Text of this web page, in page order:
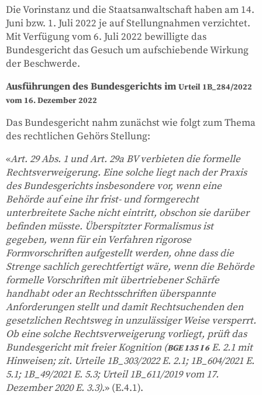
Die Vorinstanz und die Staatsanwaltschaft haben am 14.
Juni bzw. 1. Juli 2022 je auf Stellungnahmen verzichtet.
Mit Verfügung vom 6. Juli 2022 bewilligte das
Bundesgericht das Gesuch um aufschiebende Wirkung
der Beschwerde.
Ausführungen des Bundesgerichts im Urteil 1B_284/2022
vom 16. Dezember 2022
Das Bundesgericht nahm zunächst wie folgt zum Thema
des rechtlichen Gehörs Stellung:
«Art. 29 Abs. 1 und Art. 29a BV verbieten die formelle
Rechtsverweigerung. Eine solche liegt nach der Praxis
des Bundesgerichts insbesondere vor, wenn eine
Behörde auf eine ihr frist- und formgerecht
unterbreitete Sache nicht eintritt, obschon sie darüber
befinden müsste. Überspitzter Formalismus ist
gegeben, wenn für ein Verfahren rigorose
Formvorschriften aufgestellt werden, ohne dass die
Strenge sachlich gerechtfertigt wäre, wenn die Behörde
formelle Vorschriften mit übertriebener Schärfe
handhabt oder an Rechtsschriften überspannte
Anforderungen stellt und damit Rechtsuchenden den
gesetzlichen Rechtsweg in unzulässiger Weise versperrt.
Ob eine solche Rechtsverweigerung vorliegt, prüft das
Bundesgericht mit freier Kognition (BGE 135 I 6E. 2.1 mit
Hinweisen; zit. Urteile 1B_303/2022 E. 2.1; 1B_604/2021 E.
5.1; 1B_49/2021 E. 5.3; Urteil 1B_611/2019 vom 17.
Dezember 2020 E. 3.3).» (E.4.1).